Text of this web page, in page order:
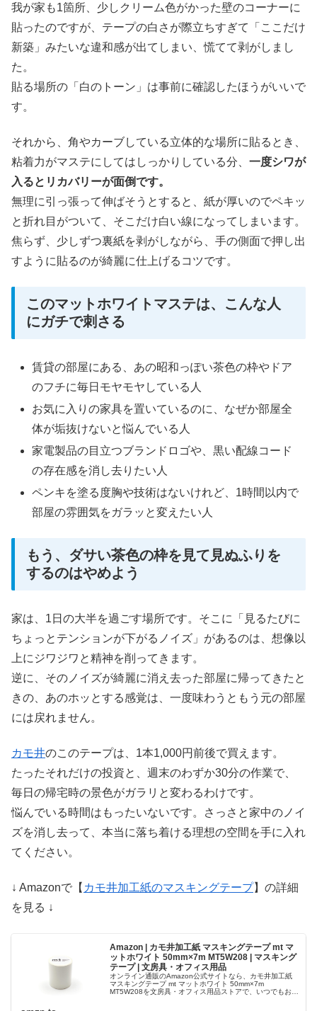
我が家も1箇所、少しクリーム色がかった壁のコーナーに
貼ったのですが、テープの白さが際立ちすぎて「ここだけ
新築」みたいな違和感が出てしまい、慌てて剥がしまし
た。
貼る場所の「白のトーン」は事前に確認したほうがいいで
す。
それから、角やカーブしている立体的な場所に貼るとき、
粘着力がマステにしてはしっかりしている分、 一度シワが
入るとリカバリーが面倒です。
無理に引っ張って伸ばそうとすると、紙が厚いのでペキッ
と折れ目がついて、そこだけ白い線になってしまいます。
焦らず、少しずつ裏紙を剥がしながら、手の側面で押し出
すように貼るのが綺麗に仕上げるコツです。
このマットホワイトマステは、こんな人
にガチで刺さる
賃貸の部屋にある、あの昭和っぽい茶色の枠やドア
のフチに毎日モヤモヤしている人
お気に入りの家具を置いているのに、なぜか部屋全
体が垢抜けないと悩んでいる人
家電製品の目立つブランドロゴや、黒い配線コード
の存在感を消し去りたい人
ペンキを塗る度胸や技術はないけれど、1時間以内で
部屋の雰囲気をガラッと変えたい人
もう、ダサい茶色の枠を見て見ぬふりを
するのはやめよう
家は、1日の大半を過ごす場所です。そこに「見るたびに
ちょっとテンションが下がるノイズ」があるのは、想像以
上にジワジワと精神を削ってきます。
逆に、そのノイズが綺麗に消え去った部屋に帰ってきたと
きの、あのホッとする感覚は、一度味わうともう元の部屋
には戻れません。
カモ井のこのテープは、1本1,000円前後で買えます。
たったそれだけの投資と、週末のわずか30分の作業で、
毎日の帰宅時の景色がガラリと変わるわけです。
悩んでいる時間はもったいないです。さっさと家中のノイ
ズを消し去って、本当に落ち着ける理想の空間を手に入れ
てください。
↓ Amazonで【 カモ井加工紙のマスキングテープ】の詳細
を見る ↓
Amazon | カモ井加工紙 マスキングテープ mt マ
ットホワイト 50mm×7m MT5W208 | マスキング
テープ | 文房具・オフィス用品
オンライン通販のAmazon公式サイトなら、カモ井加工紙
マスキングテープ mt マットホワイト 50mm×7m
MT5W208を文房具・オフィス用品ストアで、いつでもお安